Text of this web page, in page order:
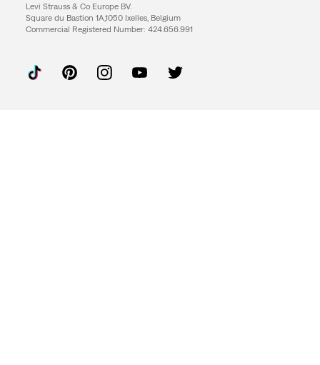
Levi Strauss & Co Europe BV.
Square du Bastion 1A,1050 Ixelles, Belgium
Commercial Registered Number: 424.656.991